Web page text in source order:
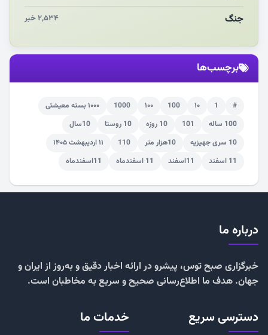
جنگ ۲,۵۳۴ خبر
برچسب‌ها
#
1 ۱۰ 100 ۱۰۰ 1000
۱۰۰۰ بسته معیشتی
100 ساله
101 10 روزه 10 روستا
10سال
10 سری جهیزیه
10هزار متر 110
۱۱ اردیبهشت ۱۴۰۵
11 اسفند
11اسفند 11 اسفندماه 11اسفندماه
درباره ما
خبرگزاری صبح توس، پیشرو در ارائه اخبار دقیق و به‌روز از ایران و
جهان. هدف ما اطلاع‌رسانی صحیح و سریع به مخاطبان است.
دسترسی سریع خدمات ما